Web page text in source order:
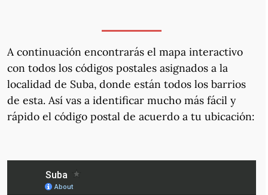
A continuación encontrarás el mapa interactivo
con todos los códigos postales asignados a la
localidad de Suba, donde están todos los barrios
de esta. Así vas a identificar mucho más fácil y
rápido el código postal de acuerdo a tu ubicación: